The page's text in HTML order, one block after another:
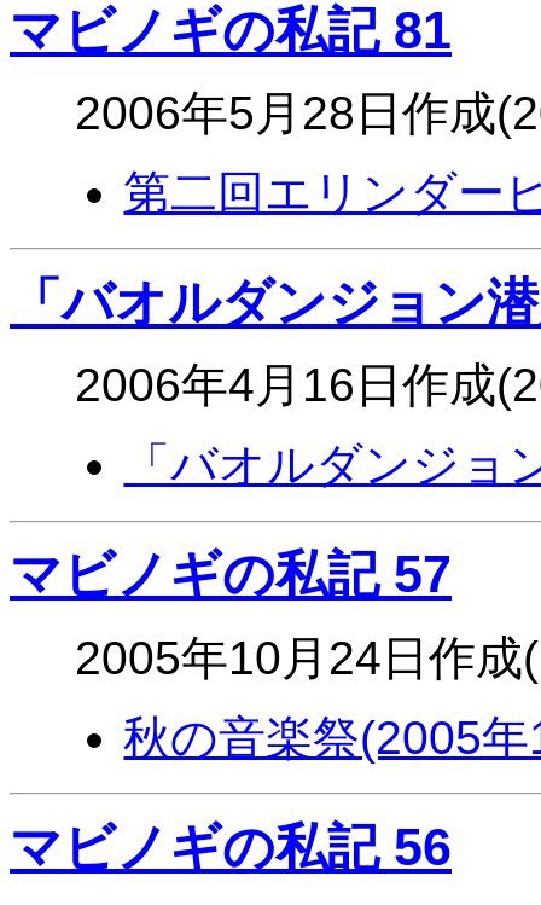
マビノギの私記 81
2006年5月28日作成
第二回エリンダー
「バオルダンジョン
2006年4月16日作成
「バオルダンジョ
マビノギの私記 57
2005年10月24日作
秋の音楽祭(2005
マビノギの私記 56